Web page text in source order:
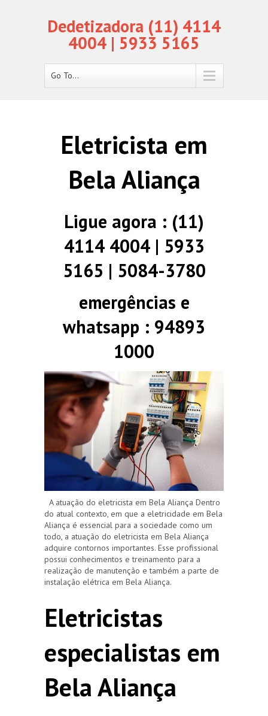
Dedetizadora (11) 4114
4004 | 5933 5165
Go To...
Eletricista em
Bela Aliança
Ligue agora : (11)
4114 4004 | 5933
5165 | 5084-3780
emergências e
whatsapp : 94893
1000
A atuação do eletricista em Bela Aliança Dentro
do atual contexto, em que a eletricidade em Bela
Aliança é essencial para a sociedade como um
todo, a atuação do eletricista em Bela Aliança
adquire contornos importantes. Esse profissional
possui conhecimentos e treinamento para a
realização de manutenção e também a parte de
instalação elétrica em Bela Aliança.
Eletricistas
especialistas em
Bela Aliança